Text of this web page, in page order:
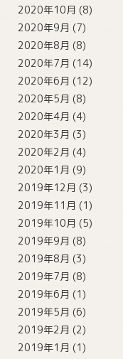
2020年10月 (8)
2020年9月 (7)
2020年8月 (8)
2020年7月 (14)
2020年6月 (12)
2020年5月 (8)
2020年4月 (4)
2020年3月 (3)
2020年2月 (4)
2020年1月 (9)
2019年12月 (3)
2019年11月 (1)
2019年10月 (5)
2019年9月 (8)
2019年8月 (3)
2019年7月 (8)
2019年6月 (1)
2019年5月 (6)
2019年2月 (2)
2019年1月 (1)